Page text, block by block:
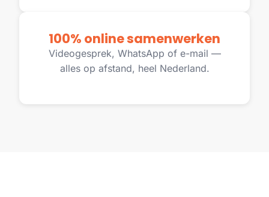
100% online samenwerken
Videogesprek, WhatsApp of e-mail —
alles op afstand, heel Nederland.